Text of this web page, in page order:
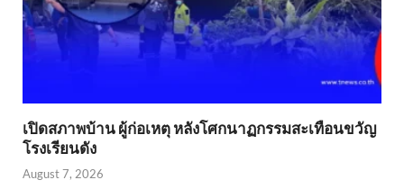
เปิดสภาพบ้าน ผู้ก่อเหตุ หลังโศกนาฏกรรมสะเทือนขวัญ
โรงเรียนดัง
August 7, 2026